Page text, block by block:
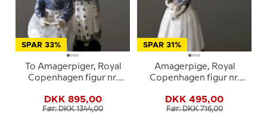
SPAR 33%
To Amagerpiger, Royal
Copenhagen figur nr.
DKK 895,00
Før: DKK 1344,00
SPAR 31%
Amagerpige, Royal
Copenhagen figur nr.
DKK 495,00
Før: DKK 716,00